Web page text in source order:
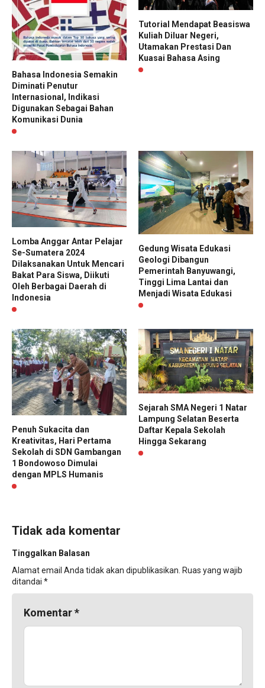
Bahasa Indonesia Semakin
Diminati Penutur
Internasional, Indikasi
Digunakan Sebagai Bahan
Komunikasi Dunia
Tutorial Mendapat Beasiswa
Kuliah Diluar Negeri,
Utamakan Prestasi Dan
Kuasai Bahasa Asing
Lomba Anggar Antar Pelajar
Se-Sumatera 2024
Dilaksanakan Untuk Mencari
Bakat Para Siswa, Diikuti
Oleh Berbagai Daerah di
Indonesia
Gedung Wisata Edukasi
Geologi Dibangun
Pemerintah Banyuwangi,
Tinggi Lima Lantai dan
Menjadi Wisata Edukasi
Penuh Sukacita dan
Kreativitas, Hari Pertama
Sekolah di SDN Gambangan
1 Bondowoso Dimulai
dengan MPLS Humanis
Sejarah SMA Negeri 1 Natar
Lampung Selatan Beserta
Daftar Kepala Sekolah
Hingga Sekarang
Tidak ada komentar
Tinggalkan Balasan
Alamat email Anda tidak akan dipublikasikan. Ruas yang wajib
ditandai *
Komentar*